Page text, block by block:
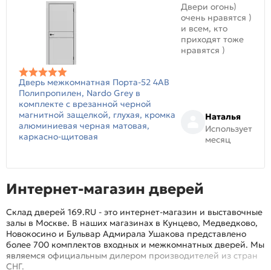
Дверь межкомнатная Порта-52 4AB
Полипропилен, Nardo Grey в
комплекте с врезанной черной
магнитной защелкой, глухая, кромка
алюминиевая черная матовая,
каркасно-щитовая
Двери огонь)
очень нравятся )
и всем, кто
приходят тоже
нравятся )
Наталья
Использует
месяц
Интернет-магазин дверей
Склад дверей 169.RU - это интернет-магазин и выставочные
залы в Москве. В наших магазинах в Кунцево, Медведково,
Новокосино и Бульвар Адмирала Ушакова представлено
более 700 комплектов входных и межкомнатных дверей. Мы
являемся официальным дилером производителей из стран
СНГ.